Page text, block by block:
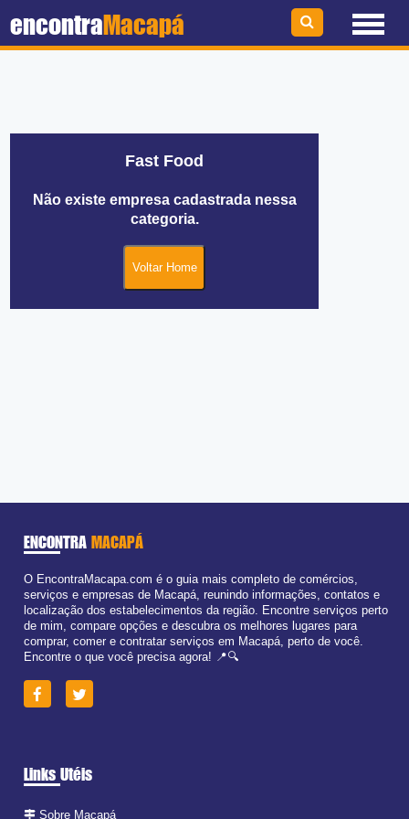
encontraMacapá
Fast Food
Não existe empresa cadastrada nessa
categoria.
ENCONTRA MACAPÁ
O EncontraMacapa.com é o guia mais completo de comércios,
serviços e empresas de Macapá, reunindo informações, contatos e
localização dos estabelecimentos da região. Encontre serviços perto
de mim, compare opções e descubra os melhores lugares para
comprar, comer e contratar serviços em Macapá, perto de você.
Encontre o que você precisa agora! 📍🔍
Links Utéis
Sobre Macapá